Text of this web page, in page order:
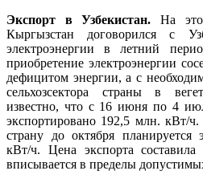
Экспорт в Узбекистан.На
Кыргызстан договорился с
электроэнергии в летний
приобретение электроэнергии
дефицитом энергии, а с
сельхозсектора страны в
известно, что с 16 июня по 4
экспортировано 192,5 млн. кВт/
страну до октября планируется
кВт/ч. Цена экспорта
вписывается в пределы